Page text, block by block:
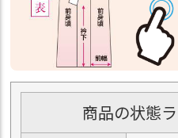
商品の状態